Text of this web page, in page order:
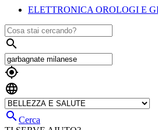
ELETTRONICA OROLOGI E



Cerca